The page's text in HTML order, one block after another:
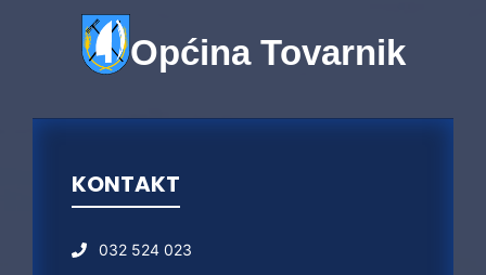
Općina Tovarnik
KONTAKT
032 524 023